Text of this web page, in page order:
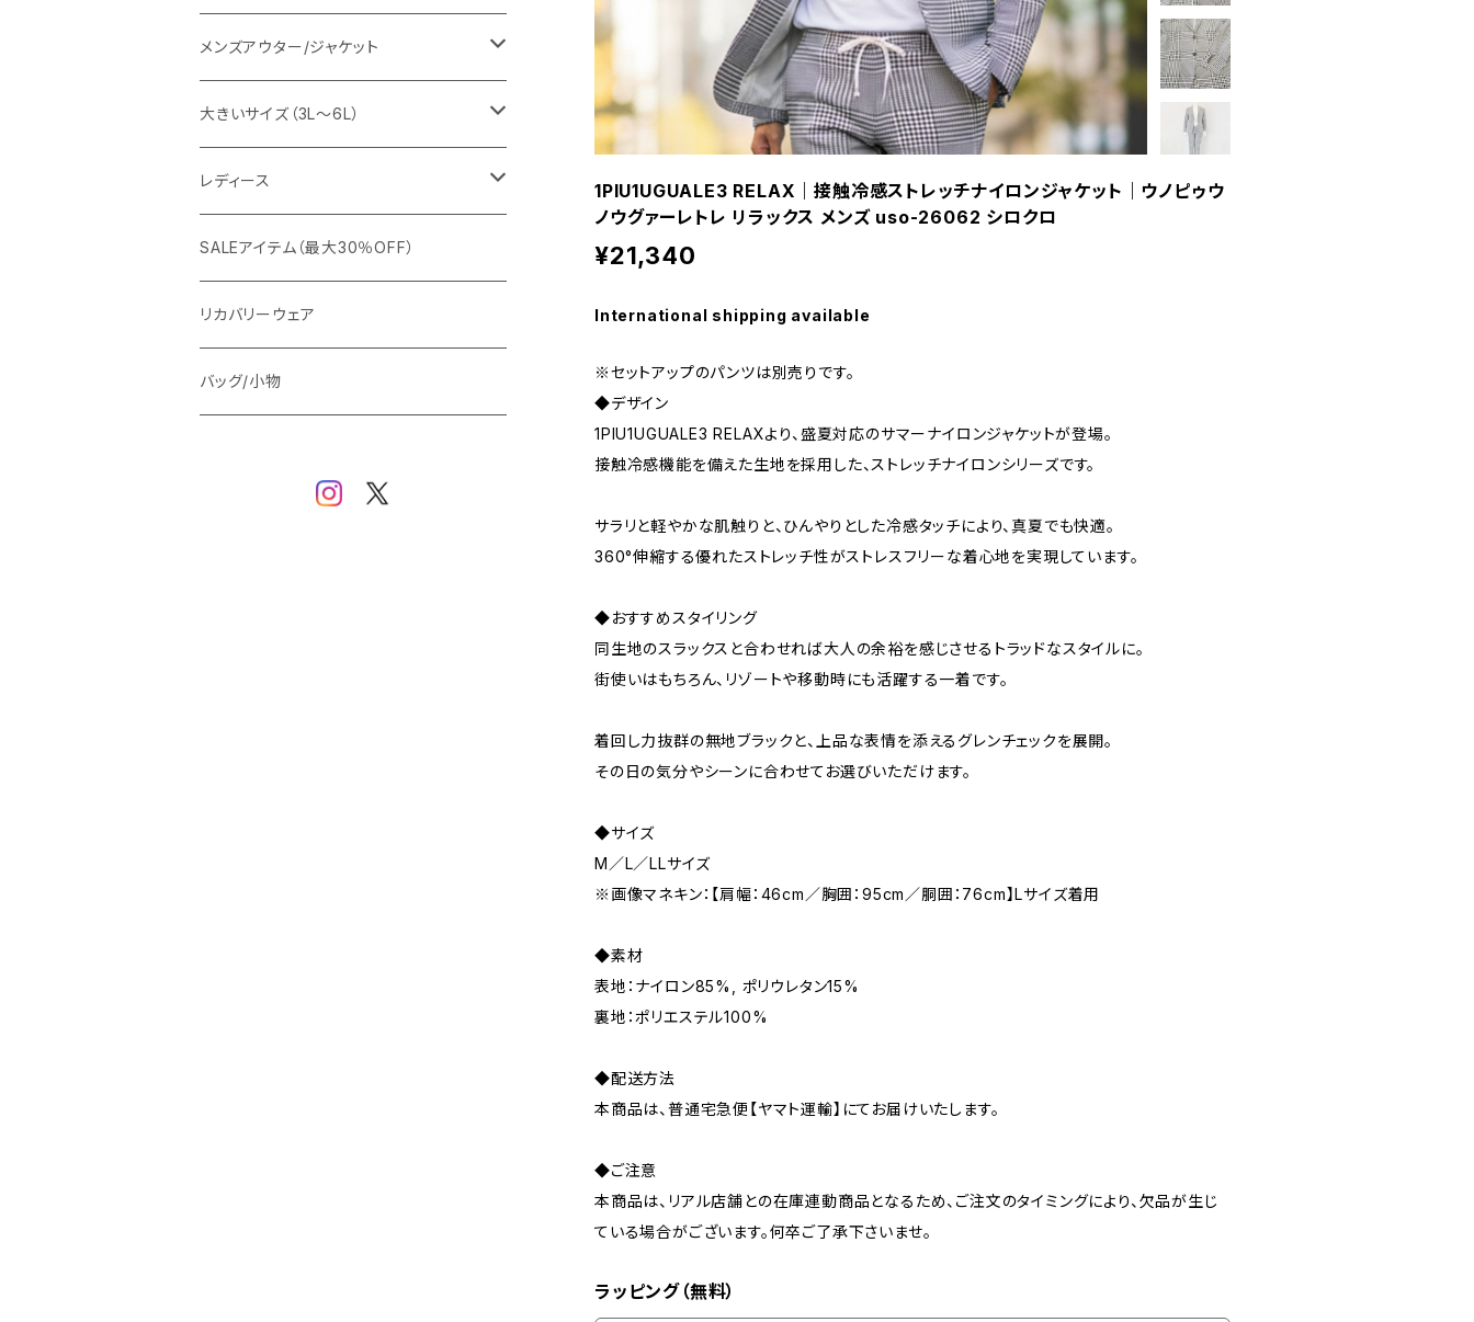
1PIU1UGUALE3 RELAX｜接触冷感ストレッチナイロンジャケット｜ウノピゥウ
ノウグァーレトレ リラックス メンズ uso-26062 シロクロ
¥21,340
International shipping available
※セットアップのパンツは別売りです。
◆デザイン
1PIU1UGUALE3 RELAXより、盛夏対応のサマーナイロンジャケットが登場。
接触冷感機能を備えた生地を採用した、ストレッチナイロンシリーズです。
サラリと軽やかな肌触りと、ひんやりとした冷感タッチにより、真夏でも快適。
360°伸縮する優れたストレッチ性がストレスフリーな着心地を実現しています。
◆おすすめスタイリング
同生地のスラックスと合わせれば大人の余裕を感じさせるトラッドなスタイルに。
街使いはもちろん、リゾートや移動時にも活躍する一着です。
着回し力抜群の無地ブラックと、上品な表情を添えるグレンチェックを展開。
その日の気分やシーンに合わせてお選びいただけます。
◆サイズ
M／L／LLサイズ
※画像マネキン：【肩幅：46cm／胸囲：95cm／胴囲：76cm】Lサイズ着用
◆素材
表地：ナイロン85%, ポリウレタン15%
裏地：ポリエステル100%
◆配送方法
本商品は、普通宅急便【ヤマト運輸】にてお届けいたします。
◆ご注意
本商品は、リアル店舗との在庫連動商品となるため、ご注文のタイミングにより、欠品が生じ
ている場合がございます。何卒ご了承下さいませ。
ラッピング（無料）
EDWIN
snow peak
G-stage
TETEHOMME
TAION
ワイシャツ
シューズ
フォーマル
Tシャツ/ポロシャツ
パーカー/スウェット
ニット
イージーパンツ
スラックス
メンズアウター/ジャケット
ジャケット
カジュアルジャケット
ビジネスジャケット
ブルゾン
コート
マウンテンパーカー/アウトドア
ダウン / 中綿アウター
大きいサイズ（3L～6L）
ビジネス
セットアップ
ワイシャツ
カジュアル
ニット/Tシャツ/カットソー
スウェット/パーカー
アウター
レディース
アウター
トップス（ブラウス/カットソー）
ジャケット
SALEアイテム（最大30％OFF）
リカバリーウェア
バッグ/小物